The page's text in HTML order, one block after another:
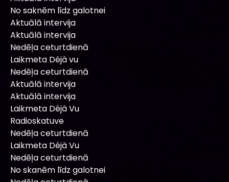
No saknēm līdz galotnei
Aktuālā intervija
Aktuālā intervija
Nedēļa ceturtdienā
Laikmeta Déjà vu
Nedēļa ceturtdienā
Aktuālā intervija
Aktuālā intervija
Laikmeta Déjà Vu
Radioskatuve
Nedēļa ceturtdienā
Laikmeta Déjà Vu
Nedēļa ceturtdienā
No skanēm līdz galotnei